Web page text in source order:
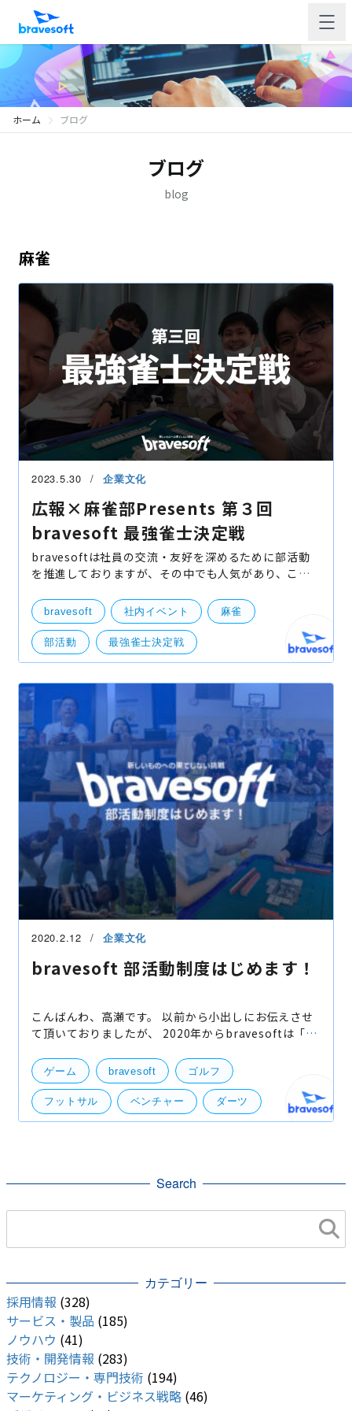
ホーム ブログ
ブログ
blog
麻雀
2023.5.30 企業文化
広報×麻雀部Presents 第３回
bravesoft 最強雀士決定戦
bravesoftは社員の交流・友好を深めるために部活動
を推進しておりますが、その中でも人気があり、これ
「第３回 bravesoft 最強雀士決定戦」が開催されまし
たので、本
bravesoft 社内イベント 麻雀
部活動 最強雀士決定戦
2020.2.12 企業文化
bravesoft 部活動制度はじめます！
こんばんわ、高瀬です。 以前から小出しにお伝えさせ
て頂いておりましたが、 2020年からbravesoftは「部
た。 これまでも単発で活動は行われており、コーポレ
ート
ゲーム bravesoft ゴルフ
フットサル ベンチャー ダーツ
Search
カテゴリー
採用情報 (328)
サービス・製品 (185)
ノウハウ (41)
技術・開発情報 (283)
テクノロジー・専門技術 (194)
マーケティング・ビジネス戦略 (46)